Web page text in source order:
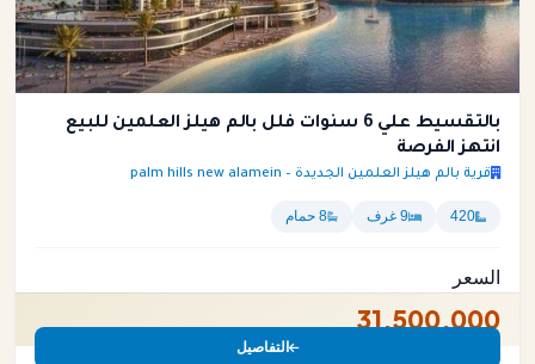
بالتقسيط علي 6 سنوات فلل بالم هيلز العلمين للبيع
انتهز الفرصة
قرية بالم هيلز العلمين الجديدة – palm hills new alamein
420 9 غرف 8 حمام
السعر
31,500,000
التفاصيل